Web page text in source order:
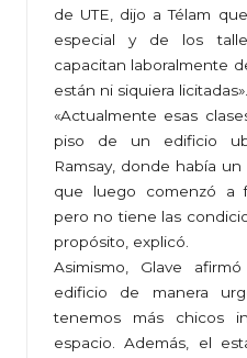
de UTE, dijo a Télam
especial y de los
capacitan laboralmente
están ni siquiera licitadas».
«Actualmente esas
piso de un edificio
Ramsay, donde había
que luego comenzó a
pero no tiene las
propósito, explicó.
Asimismo, Glave
edificio de manera
tenemos más chicos
espacio. Además, el